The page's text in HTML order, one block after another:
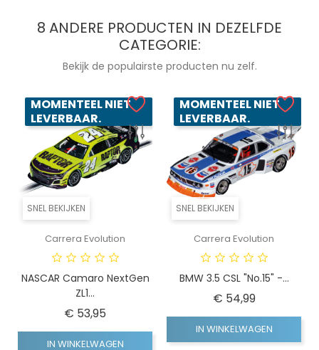
8 ANDERE PRODUCTEN IN DEZELFDE
CATEGORIE:
Bekijk de populairste producten nu zelf.
SNEL BEKIJKEN
MOMENTEEL NIET
LEVERBAAR.
Carrera Evolution
NASCAR Camaro NextGen
ZL1...
€ 53,95
IN WINKELWAGEN
SNEL BEKIJKEN
MOMENTEEL NIET
LEVERBAAR.
Carrera Evolution
BMW 3.5 CSL "No.15" -...
€ 54,99Prijs
IN WINKELWAGEN